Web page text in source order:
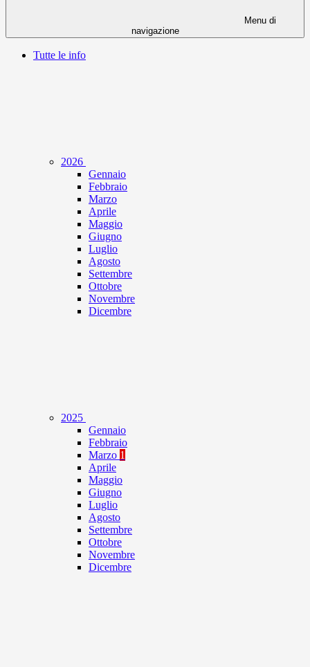
Menu di
navigazione
Tutte le info
2026
Gennaio
Febbraio
Marzo
Aprile
Maggio
Giugno
Luglio
Agosto
Settembre
Ottobre
Novembre
Dicembre
2025
Gennaio
Febbraio
Marzo 1
Aprile
Maggio
Giugno
Luglio
Agosto
Settembre
Ottobre
Novembre
Dicembre